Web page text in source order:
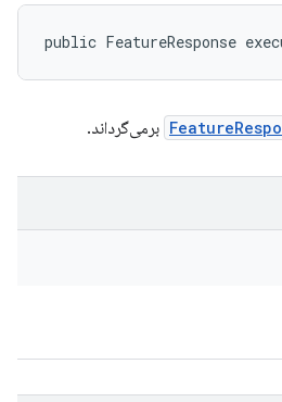
public FeatureResponse
برمی‌گرداند.